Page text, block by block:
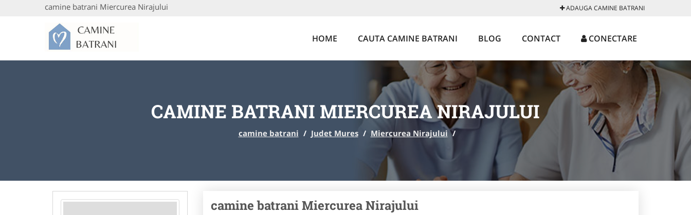
camine batrani Miercurea Nirajului ADAUGA CAMINE BATRANI
HOME CAUTA CAMINE BATRANI BLOG CONTACT CONECTARE
CAMINE BATRANI MIERCUREA NIRAJULUI
camine batrani / Judet Mures / Miercurea Nirajului /
camine batrani Miercurea Nirajului